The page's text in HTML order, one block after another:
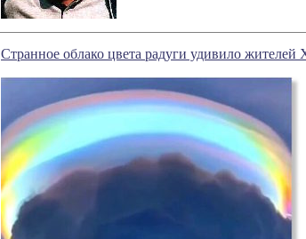
Странное облако цвета радуги удивило жителей